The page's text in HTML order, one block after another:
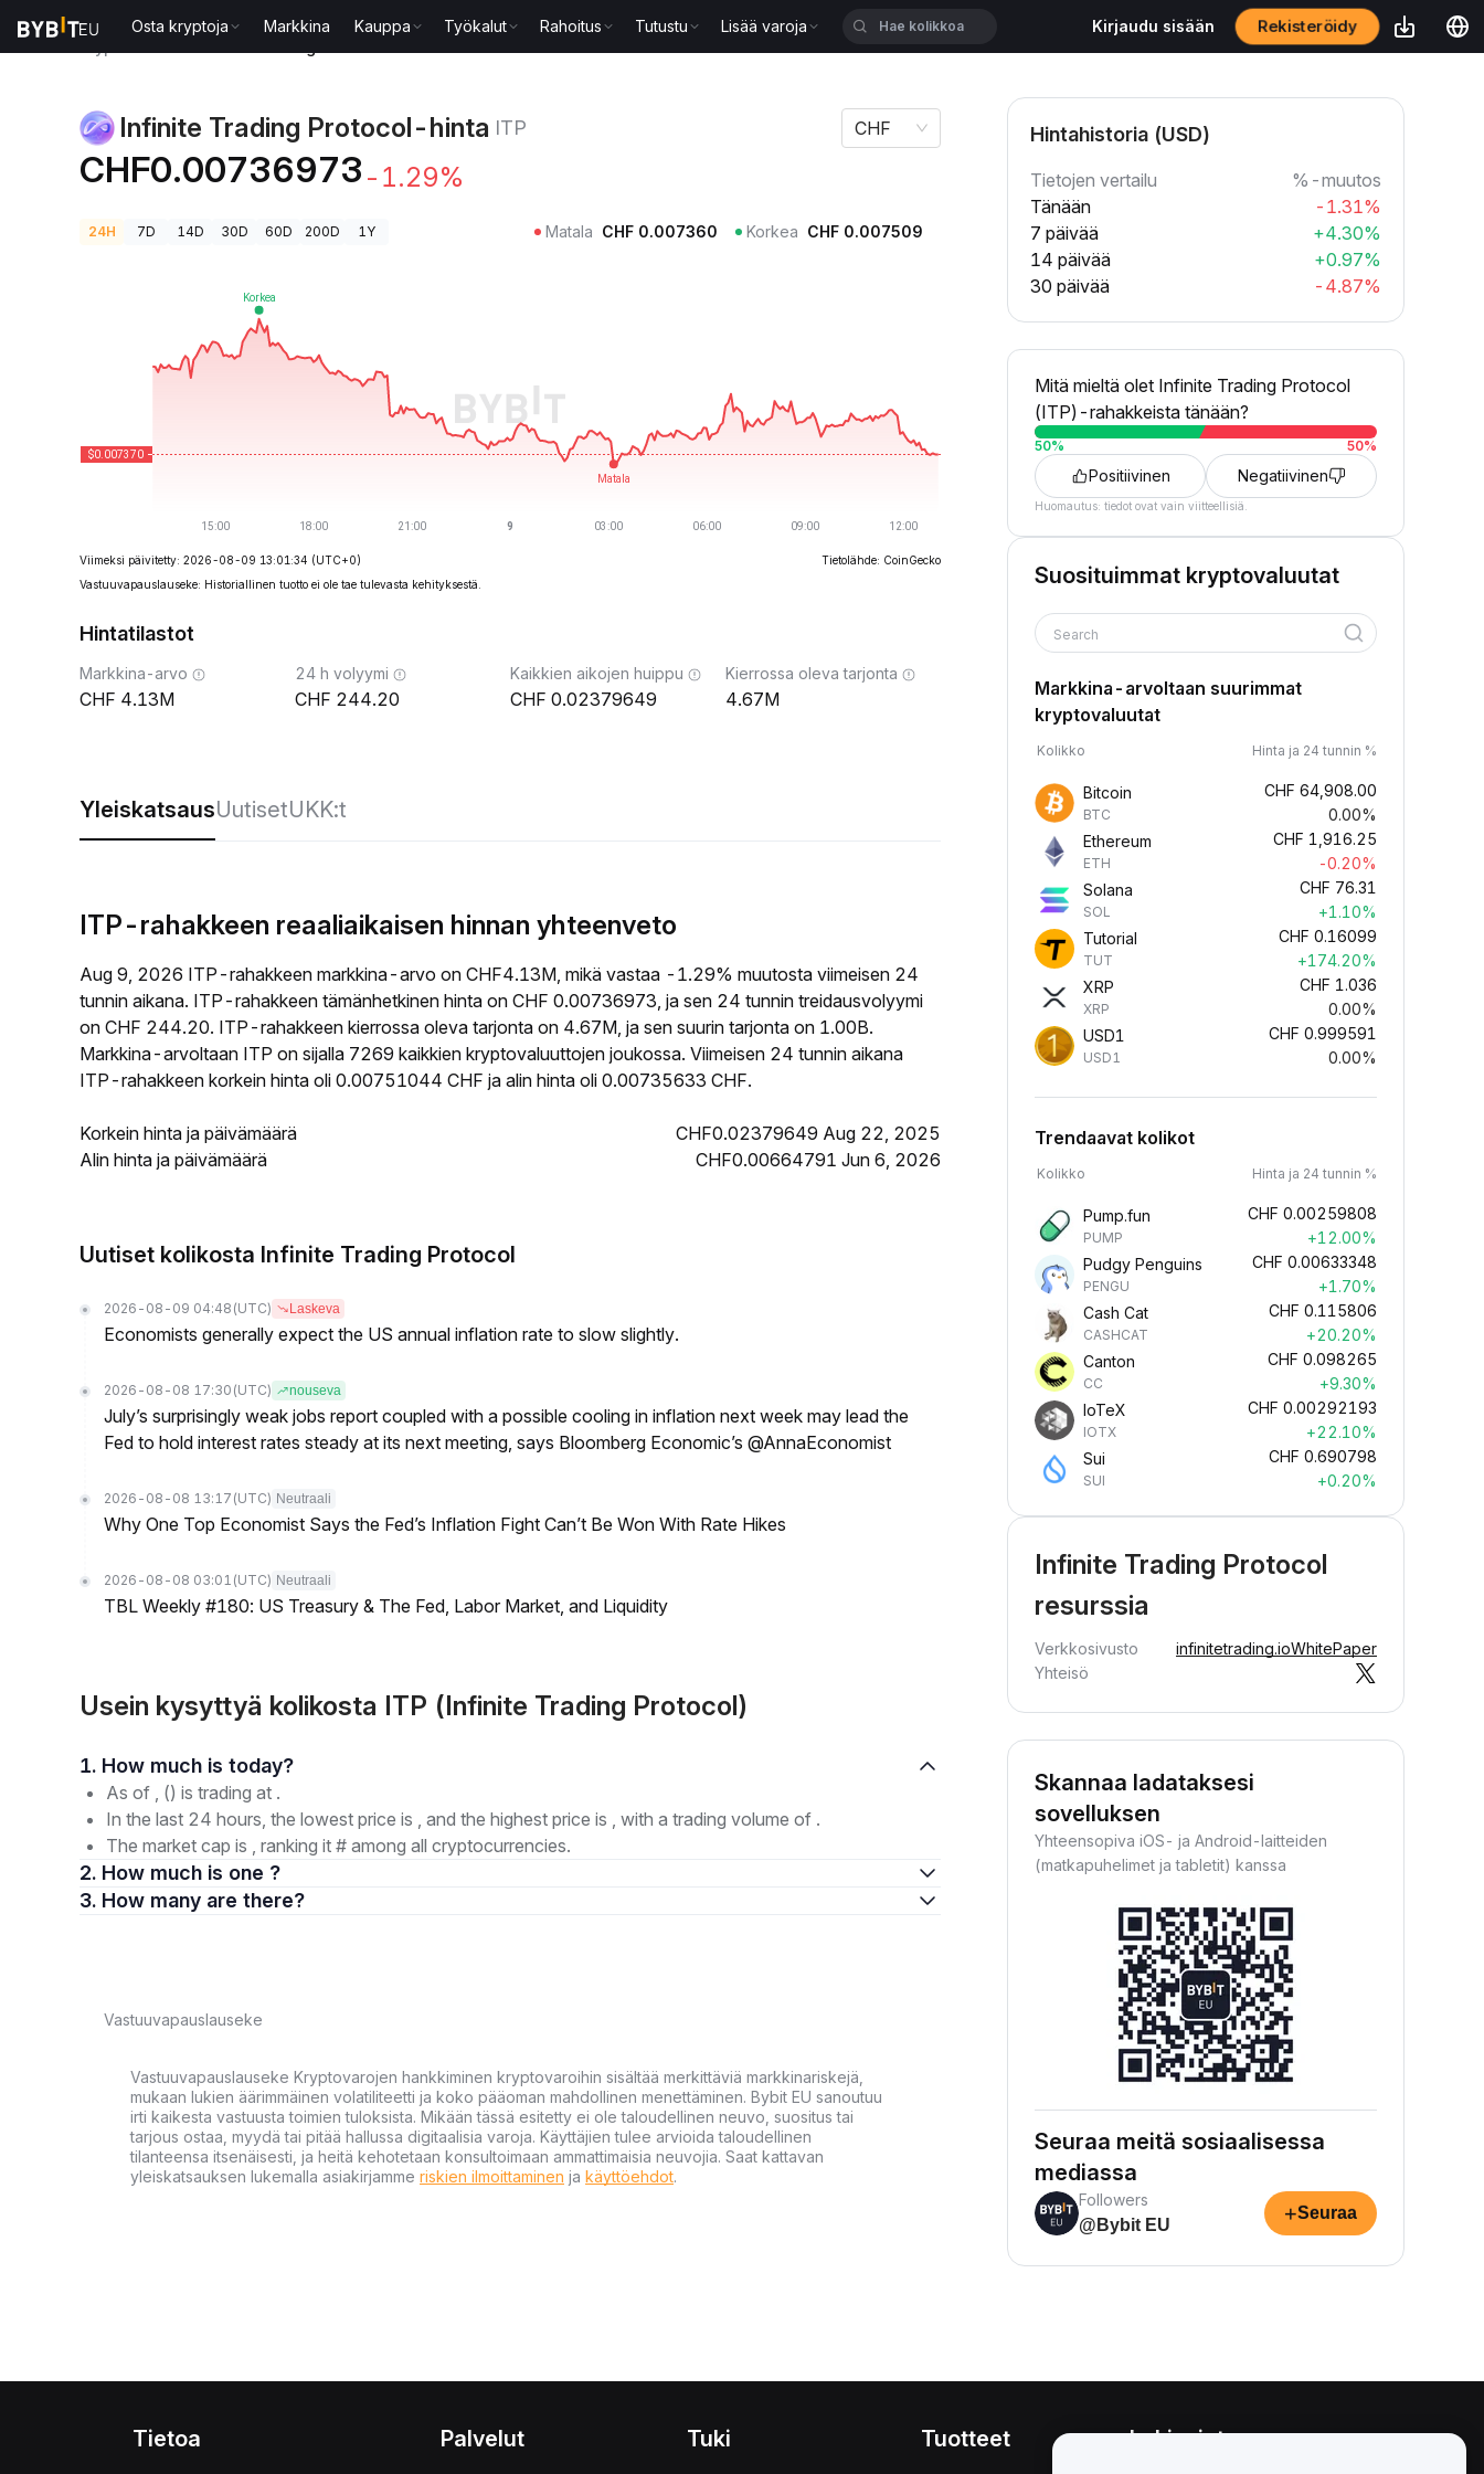
Osta kryptoja Markkina Kauppa Työkalut Rahoitus Tutustu Lisää varoja Kirjaudu sisään Rekisteröidy
Infinite Trading Protocol-hinta ITP
CHF0.00736973 -1.29%
CHF
24H 7D 14D 30D 60D 200D 1Y Matala CHF 0.007360 Korkea CHF 0.007509
Viimeksi päivitetty: 2026-08-09 13:01:34 (UTC+0)
Tietolähde: CoinGecko
Vastuuvapauslauseke: Historiallinen tuotto ei ole tae tulevasta kehityksestä.
Hintatilastot
Markkina-arvo
4.13M
24 h volyymi
244.20
Kaikkien aikojen huippu
0.02379649
Kierrossa oleva tarjonta
4.67M
YleiskatsausUutisetUKK:t
ITP-rahakkeen reaaliaikaisen hinnan yhteenveto
Aug 9, 2026 ITP-rahakkeen markkina-arvo on CHF4.13M, mikä vastaa -1.29% muutosta viimeisen 24
tunnin aikana. ITP-rahakkeen tämänhetkinen hinta on CHF 0.00736973, ja sen 24 tunnin treidausvolyymi
on CHF 244.20. ITP-rahakkeen kierrossa oleva tarjonta on 4.67M, ja sen suurin tarjonta on 1.00B.
Markkina-arvoltaan ITP on sijalla 7269 kaikkien kryptovaluuttojen joukossa. Viimeisen 24 tunnin aikana
ITP-rahakkeen korkein hinta oli 0.00751044 CHF ja alin hinta oli 0.00735633 CHF.
Korkein hinta ja päivämäärä
CHF0.02379649 Aug 22, 2025
Alin hinta ja päivämäärä
CHF0.00664791 Jun 6, 2026
Uutiset kolikosta Infinite Trading Protocol
2026-08-09 04:48 (UTC) Laskeva
Economists generally expect the US annual inflation rate to slow slightly.
2026-08-08 17:30 (UTC) nouseva
July’s surprisingly weak jobs report coupled with a possible cooling in inflation next week may lead the
Fed to hold interest rates steady at its next meeting, says Bloomberg Economic’s @AnnaEconomist
2026-08-08 13:17 (UTC) Neutraali
Why One Top Economist Says the Fed’s Inflation Fight Can’t Be Won With Rate Hikes
2026-08-08 03:01 (UTC) Neutraali
TBL Weekly #180: US Treasury & The Fed, Labor Market, and Liquidity
Usein kysyttyä kolikosta ITP (Infinite Trading Protocol)
1. How much is today?
As of , () is trading at .
In the last 24 hours, the lowest price is , and the highest price is , with a trading volume of .
The market cap is , ranking it # among all cryptocurrencies.
2. How much is one ?
3. How many are there?
Vastuuvapauslauseke
Vastuuvapauslauseke Kryptovarojen hankkiminen kryptovaroihin sisältää merkittäviä markkinariskejä,
mukaan lukien äärimmäinen volatiliteetti ja koko pääoman mahdollinen menettäminen. Bybit EU sanoutuu
irti kaikesta vastuusta toimien tuloksista. Mikään tässä esitetty ei ole taloudellinen neuvo, suositus tai
tarjous ostaa, myydä tai pitää hallussa digitaalisia varoja. Käyttäjien tulee arvioida taloudellinen
tilanteensa itsenäisesti, ja heitä kehotetaan konsultoimaan ammattimaisia neuvojia. Saat kattavan
yleiskatsauksen lukemalla asiakirjamme riskien ilmoittaminen ja käyttöehdot.
Hintahistoria (USD)
Tietojen vertailu
%-muutos
Tänään
-1.31%
7 päivää
+4.30%
14 päivää
+0.97%
30 päivää
-4.87%
Mitä mieltä olet Infinite Trading Protocol
(ITP)-rahakkeista tänään?
50% 50%
Positiivinen Negatiivinen
Huomautus: tiedot ovat vain viitteellisiä.
Suosituimmat kryptovaluutat
Search
Markkina-arvoltaan suurimmat
kryptovaluutat
Kolikko Hinta ja 24 tunnin %
Bitcoin
BTC
CHF 64,908.00
0.00%
Ethereum
ETH
CHF 1,916.25
-0.20%
Solana
SOL
CHF 76.31
+1.10%
Tutorial
TUT
CHF 0.16099
+174.20%
XRP
XRP
CHF 1.036
0.00%
USD1
USD1
CHF 0.999591
0.00%
Trendaavat kolikot
Kolikko Hinta ja 24 tunnin %
Pump.fun
PUMP
CHF 0.00259808
+12.00%
Pudgy Penguins
PENGU
CHF 0.00633348
+1.70%
Cash Cat
CASHCAT
CHF 0.115806
+20.20%
Canton
CC
CHF 0.098265
+9.30%
IoTeX
IOTX
CHF 0.00292193
+22.10%
Sui
SUI
CHF 0.690798
+0.20%
Infinite Trading Protocol
resurssia
Verkkosivusto infinitetrading.ioWhitePaper
Yhteisö
Skannaa ladataksesi
sovelluksen
Yhteensopiva iOS- ja Android-laitteiden
(matkapuhelimet ja tabletit) kanssa
Seuraa meitä sosiaalisessa
mediassa
Followers
@Bybit EU
+Seuraa
Tietoa Palvelut Tuki Tuotteet Lakiasiat